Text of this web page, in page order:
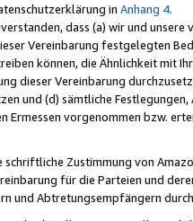
in Anhang 4.
dass (a) wir und
Vereinbarung festgelegten
können, die Ähnlichkeit mit
dieser Vereinbarung
und (d) sämtliche
Ermessen vorgenommen bzw.
schriftliche Zustimmung von
für die Parteien und
und Abtretungsempfängern